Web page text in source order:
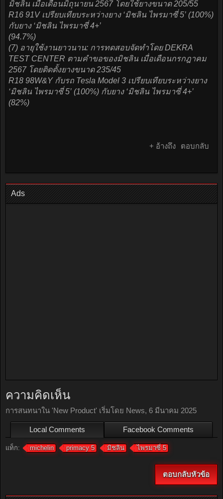
มิชลิน เมื่อเดือนมิถุนายน 2567 โดยใช้ยางขนาด 205/55
R16 91V เปรียบเทียบระหว่างยาง ‘มิชลิน ไพรมาซี่ 5’ (100%)
กับยาง ‘มิชลิน ไพรมาซี่ 4+’
(94.7%)
(7) อายุใช้งานยาวนาน: การทดสอบจัดทำโดย DEKRA
TEST CENTER ตามคำขอของมิชลิน เมื่อเดือนกรกฎาคม
2567 โดยติดตั้งยางขนาด 235/45
R18 98W&Y กับรถ Tesla Model 3 เปรียบเทียบระหว่างยาง
‘มิชลิน ไพรมาซี่ 5’ (100%) กับยาง ‘มิชลิน ไพรมาซี่ 4+’
(82%)
+ อ้างถึง ตอบกลับ
Ads
ความคิดเห็น
การสนทนาใน 'New Product' เริ่มโดย News, 6 มีนาคม 2025
Local Comments Facebook Comments
แท็ก: michelin primacy 5 มิชลิน ไพรมาซี่ 5
ตอบกลับหัวข้อ